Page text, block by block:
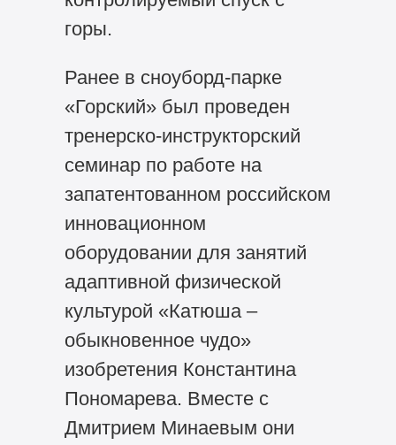
горы.
Ранее в сноуборд-парке
«Горский» был проведен
тренерско-инструкторский
семинар по работе на
запатентованном российском
инновационном
оборудовании для занятий
адаптивной физической
культурой «Катюша –
обыкновенное чудо»
изобретения Константина
Пономарева. Вместе с
Дмитрием Минаевым они